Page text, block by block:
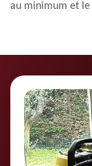
au minimum et le